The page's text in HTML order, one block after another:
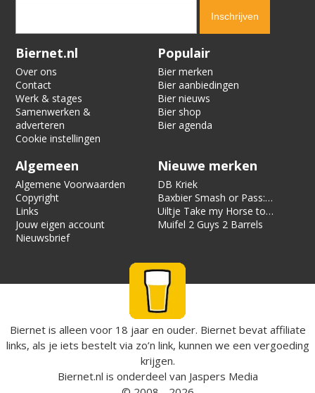
Verification code:
Biernet.nl
Over ons
Contact
Werk & stages
Samenwerken &
adverteren
Cookie instellingen
Populair
Bier merken
Bier aanbiedingen
Bier nieuws
Bier shop
Bier agenda
Algemeen
Algemene Voorwaarden
Copyright
Links
Jouw eigen account
Nieuwsbrief
Nieuwe merken
DB Kriek
Baxbier Smash or Pass:
Strata
Uiltje Take my Horse to
the Hotel Room
Muifel 2 Guys 2 Barrels
Biernet is alleen voor 18 jaar en ouder. Biernet bevat affiliate
links, als je iets bestelt via zo’n link, kunnen we een vergoeding
krijgen.
Biernet.nl is onderdeel van Jaspers Media